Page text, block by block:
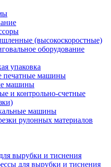
(высокоскоростные)
оборудование
упаковка
печатные машины
машины
и контрольно-счетные
машины
рулонных материалов
вырубки и тиснения
для вырубки и тиснения